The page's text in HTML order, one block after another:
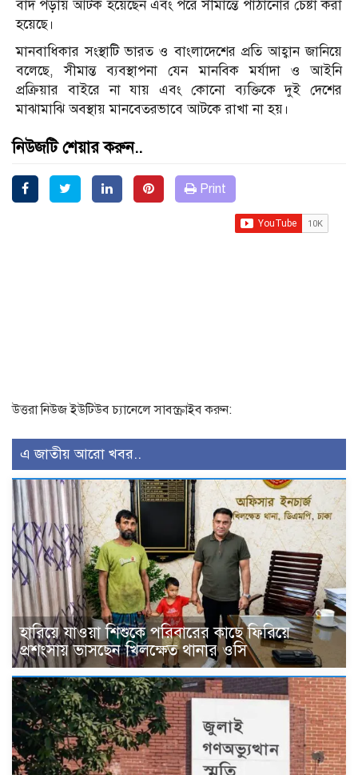
বাদ পড়ায় আটক হয়েছেন এবং পরে সীমান্তে পাঠানোর চেষ্টা করা
হয়েছে।
মানবাধিকার সংস্থাটি ভারত ও বাংলাদেশের প্রতি আহ্বান জানিয়ে
বলেছে, সীমান্ত ব্যবস্থাপনা যেন মানবিক মর্যাদা ও আইনি
প্রক্রিয়ার বাইরে না যায় এবং কোনো ব্যক্তিকে দুই দেশের
মাঝামাঝি অবস্থায় মানবেতরভাবে আটকে রাখা না হয়।
নিউজটি শেয়ার করুন..
Print
উত্তরা নিউজ ইউটিউব চ্যানেলে সাবস্ক্রাইব করুন:
এ জাতীয় আরো খবর..
হারিয়ে যাওয়া শিশুকে পরিবারের কাছে ফিরিয়ে
প্রশংসায় ভাসছেন খিলক্ষেত থানার ওসি